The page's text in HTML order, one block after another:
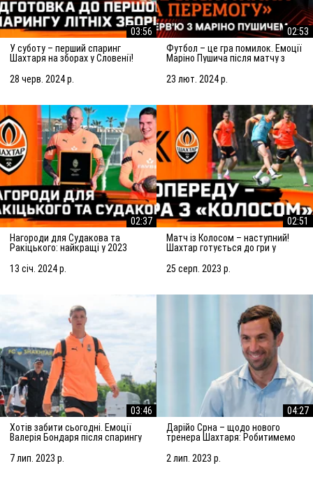
03:56
У суботу – перший спаринг
Шахтаря на зборах у Словенії!
Сараєвом
28 черв. 2024 р.
02:53
Футбол – це гра помилок. Емоції
Маріно Пушича після матчу з
23 лют. 2024 р.
02:37
Нагороди для Судакова та
Ракіцького: найкращі у 2023
13 січ. 2024 р.
02:51
Матч із Колосом – наступний!
Шахтар готується до гри у
25 серп. 2023 р.
03:46
Хотів забити сьогодні. Емоції
Валерія Бондаря після спарингу
7 лип. 2023 р.
04:27
Дарійо Срна – щодо нового
тренера Шахтаря: Робитимемо
2 лип. 2023 р.